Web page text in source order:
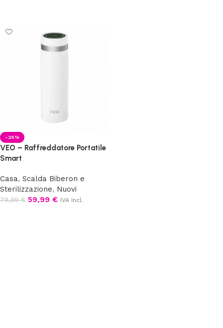
-25%
VEO – Raffreddatore Portatile
Smart
Casa, Scalda Biberon e
Sterilizzazione, Nuovi
79,99€ 59,99 € IVA Incl.